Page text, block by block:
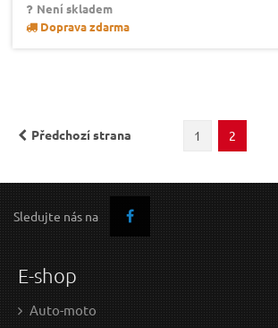
Není skladem
Doprava zdarma
Předchozí strana 1 2
Sledujte nás na
E-shop
Auto-moto